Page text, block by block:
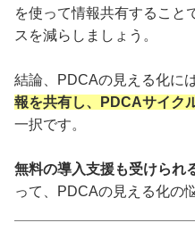
を使って情報共有すること
スを減らしましょう。
結論、PDCAの見える化には
報を共有し、PDCAサイク
一択です。
無料の導入支援も受けられ
って、PDCAの見える化の